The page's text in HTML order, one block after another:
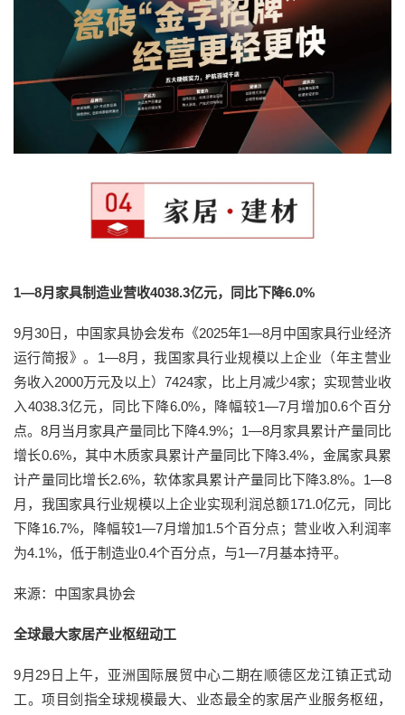
1—8月家具制造业营收4038.3亿元，同比下降6.0%
9月30日，中国家具协会发布《2025年1—8月中国家具行业经济
运行简报》。1—8月，我国家具行业规模以上企业（年主营业
务收入2000万元及以上）7424家，比上月减少4家；实现营业收
入4038.3亿元，同比下降6.0%，降幅较1—7月增加0.6个百分
点。8月当月家具产量同比下降4.9%；1—8月家具累计产量同比
增长0.6%，其中木质家具累计产量同比下降3.4%，金属家具累
计产量同比增长2.6%，软体家具累计产量同比下降3.8%。1—8
月，我国家具行业规模以上企业实现利润总额171.0亿元，同比
下降16.7%，降幅较1—7月增加1.5个百分点；营业收入利润率
为4.1%，低于制造业0.4个百分点，与1—7月基本持平。
来源：中国家具协会
全球最大家居产业枢纽动工
9月29日上午，亚洲国际展贸中心二期在顺德区龙江镇正式动
工。项目剑指全球规模最大、业态最全的家居产业服务枢纽，